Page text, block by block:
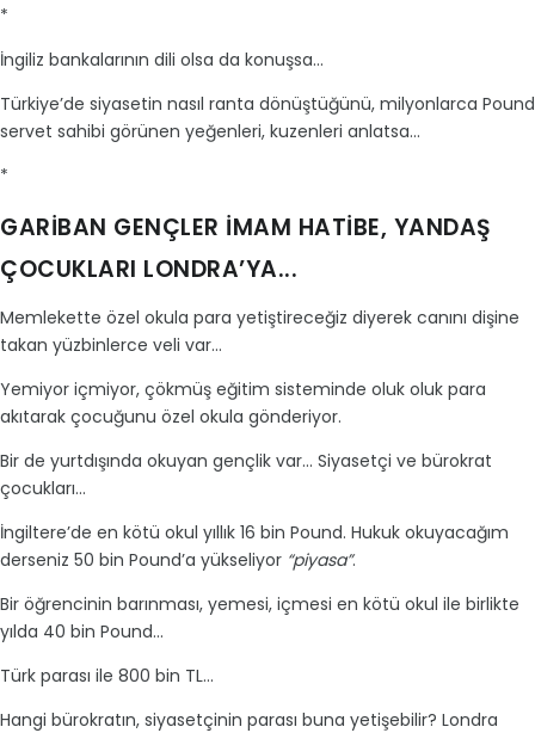
*
İngiliz bankalarının dili olsa da konuşsa...
Türkiye’de siyasetin nasıl ranta dönüştüğünü, milyonlarca Pound
servet sahibi görünen yeğenleri, kuzenleri anlatsa...
*
GARİBAN GENÇLER İMAM HATİBE, YANDAŞ
ÇOCUKLARI LONDRA’YA...
Memlekette özel okula para yetiştireceğiz diyerek canını dişine
takan yüzbinlerce veli var...
Yemiyor içmiyor, çökmüş eğitim sisteminde oluk oluk para
akıtarak çocuğunu özel okula gönderiyor.
Bir de yurtdışında okuyan gençlik var... Siyasetçi ve bürokrat
çocukları...
İngiltere’de en kötü okul yıllık 16 bin Pound. Hukuk okuyacağım
derseniz 50 bin Pound’a yükseliyor “piyasa”.
Bir öğrencinin barınması, yemesi, içmesi en kötü okul ile birlikte
yılda 40 bin Pound...
Türk parası ile 800 bin TL...
Hangi bürokratın, siyasetçinin parası buna yetişebilir? Londra